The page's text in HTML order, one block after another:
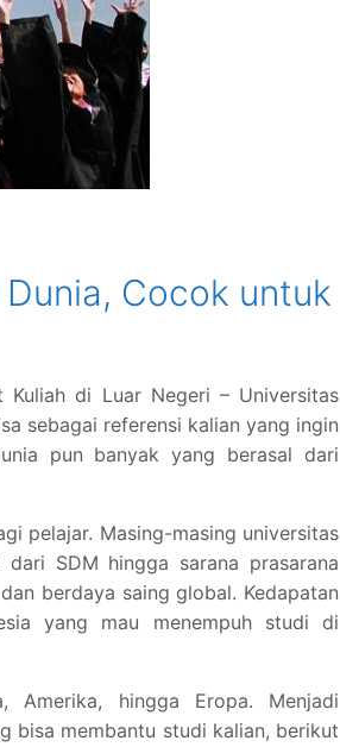
Cocok untuk
Kuliah di Luar Negeri – Universitas
sebagai referensi kalian yang ingin
pun banyak yang berasal dari
pelajar. Masing-masing universitas
dari SDM hingga sarana prasarana
berdaya saing global. Kedapatan
yang mau menempuh studi di
hingga Eropa. Menjadi
bisa membantu studi kalian, berikut